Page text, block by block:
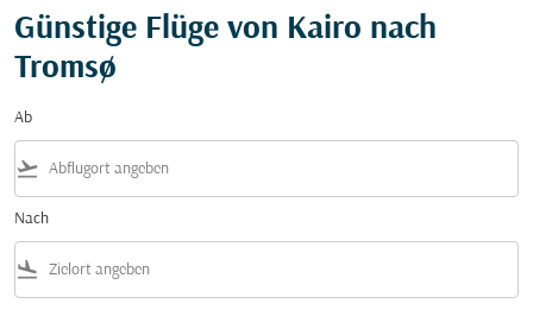
Günstige Flüge von Kairo nach
Tromsø
Ab
flight_takeoff
Nach
flight_land